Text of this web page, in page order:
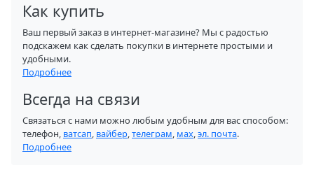
Как купить
Ваш первый заказ в интернет-магазине? Мы с радостью
подскажем как сделать покупки в интернете простыми и
удобными.
Подробнее
Всегда на связи
Связаться с нами можно любым удобным для вас способом:
телефон, ватсап, вайбер,телеграм, мах,эл. почта.
Подробнее